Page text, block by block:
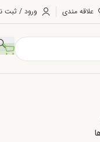
علاقه مندی ورود / ثبت